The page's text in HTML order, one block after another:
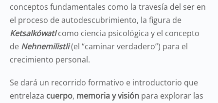
conceptos fundamentales como la travesía del ser en
el proceso de autodescubrimiento, la figura de
Ketsalkówatlcomo ciencia psicológica y el concepto
de Nehnemilistli(el “caminar verdadero”) para el
crecimiento personal.
Se dará un recorrido formativo e introductorio que
entrelaza cuerpo, memoria y visión para explorar las